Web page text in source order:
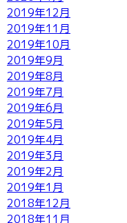
2019年12月
2019年11月
2019年10月
2019年9月
2019年8月
2019年7月
2019年6月
2019年5月
2019年4月
2019年3月
2019年2月
2019年1月
2018年12月
2018年11月